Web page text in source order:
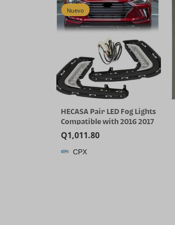
Nuevo
HECASA Pair LED Fog Lights
Compatible with 2016 2017
2018 Hyundai Elantra Sixth
Generation DRL
Replacement for
Q1,011.80
CPX